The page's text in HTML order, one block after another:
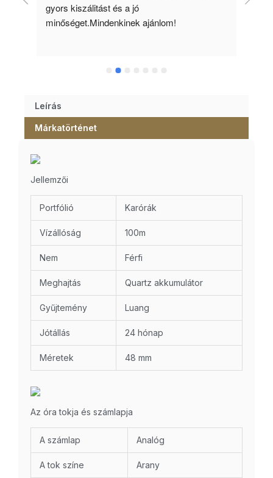
gyors kiszálitást és a jó
minőséget.Mindenkinek ajánlom!
Leírás
Márkatörténet
Jellemzői
Portfólió Karórák
Vízállóság 100m
Nem Férfi
Meghajtás Quartz akkumulátor
Gyűjtemény Luang
Jótállás 24 hónap
Méretek 48 mm
Az óra tokja és számlapja
A számlap Analóg
A tok színe Arany